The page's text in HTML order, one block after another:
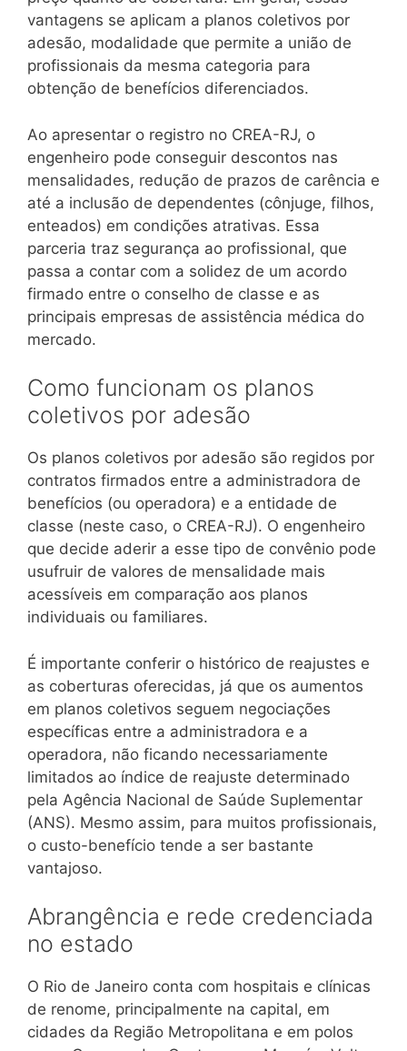
vantagens se aplicam a planos coletivos por
adesão, modalidade que permite a união de
profissionais da mesma categoria para
obtenção de benefícios diferenciados.
Ao apresentar o registro no CREA-RJ, o
engenheiro pode conseguir descontos nas
mensalidades, redução de prazos de carência e
até a inclusão de dependentes (cônjuge, filhos,
enteados) em condições atrativas. Essa
parceria traz segurança ao profissional, que
passa a contar com a solidez de um acordo
firmado entre o conselho de classe e as
principais empresas de assistência médica do
mercado.
Como funcionam os planos
coletivos por adesão
Os planos coletivos por adesão são regidos por
contratos firmados entre a administradora de
benefícios (ou operadora) e a entidade de
classe (neste caso, o CREA-RJ). O engenheiro
que decide aderir a esse tipo de convênio pode
usufruir de valores de mensalidade mais
acessíveis em comparação aos planos
individuais ou familiares.
É importante conferir o histórico de reajustes e
as coberturas oferecidas, já que os aumentos
em planos coletivos seguem negociações
específicas entre a administradora e a
operadora, não ficando necessariamente
limitados ao índice de reajuste determinado
pela Agência Nacional de Saúde Suplementar
(ANS). Mesmo assim, para muitos profissionais,
o custo-benefício tende a ser bastante
vantajoso.
Abrangência e rede credenciada
no estado
O Rio de Janeiro conta com hospitais e clínicas
de renome, principalmente na capital, em
cidades da Região Metropolitana e em polos